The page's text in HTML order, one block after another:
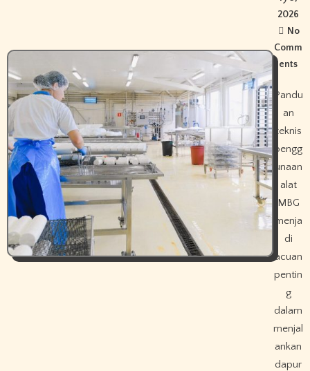
2026
No
Comm
ents
Pandu
an
teknis
pengg
unaan
alat
MBG
menja
di
acuan
pentin
g
dalam
menjal
ankan
dapur